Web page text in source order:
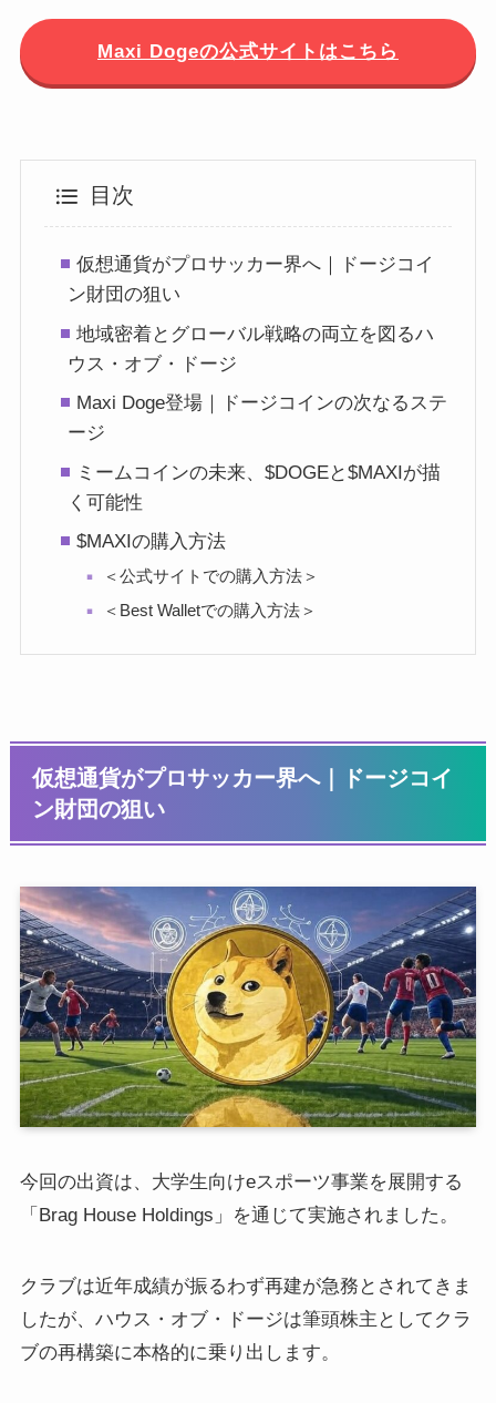
Maxi Dogeの公式サイトはこちら
目次
仮想通貨がプロサッカー界へ｜ドージコイ
ン財団の狙い
地域密着とグローバル戦略の両立を図るハ
ウス・オブ・ドージ
Maxi Doge登場｜ドージコインの次なるステ
ージ
ミームコインの未来、$DOGEと$MAXIが描
く可能性
$MAXIの購入方法
＜公式サイトでの購入方法＞
＜Best Walletでの購入方法＞
仮想通貨がプロサッカー界へ｜ドージコイ
ン財団の狙い
今回の出資は、大学生向けeスポーツ事業を展開する
「Brag House Holdings」を通じて実施されました。
クラブは近年成績が振るわず再建が急務とされてきま
したが、ハウス・オブ・ドージは筆頭株主としてクラ
ブの再構築に本格的に乗り出します。